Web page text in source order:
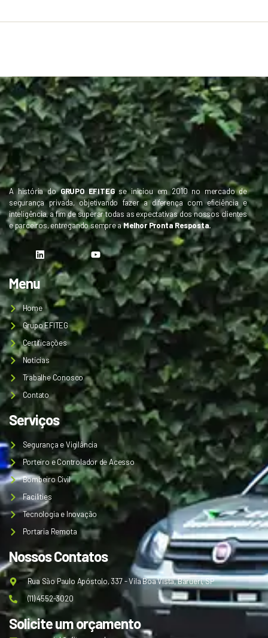
A história do GRUPO EFITEG se iniciou em 2010 no mercado de
segurança privada, objetivando fazer a diferença com eficiência e
inteligência, a fim de superar todas as expectativas dos nossos clientes
e parceiros, entregando sempre aMelhor Pronta Resposta.
Menu
Home
Grupo EFITEG
Certificações
Notícias
Trabalhe Conosco
Contato
Serviços
Segurança e Vigilância
Porteiro e Controlador de Acesso
Bombeiro Civil
Facilities
Tecnologia e Inovação
Portaria Remota
Nossos Contatos
Rua São Paulo Apóstolo, 337 - Vila Boa Vista, Barueri, SP
(11) 4552-3020
Solicite um orçamento